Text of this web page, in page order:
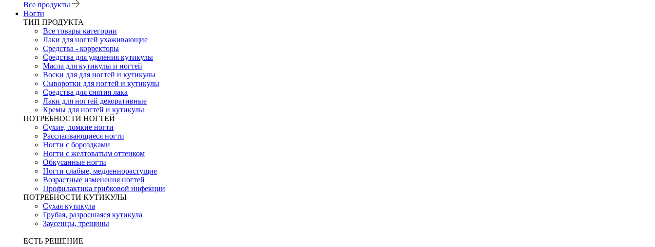
Все продукты
Ногти
ТИП ПРОДУКТА
Все товары категории
Лаки для ногтей ухаживающие
Средства - корректоры
Средства для удаления кутикулы
Масла для кутикулы и ногтей
Воски для для ногтей и кутикулы
Сыворотки для ногтей и кутикулы
Средства для снятия лака
Лаки для ногтей декоративные
Кремы для ногтей и кутикулы
ПОТРЕБНОСТИ НОГТЕЙ
Сухие, ломкие ногти
Расслаивающиеся ногти
Ногти с бороздками
Ногти с желтоватым оттенком
Обкусанные ногти
Ногти слабые, медленнорастущие
Возрастные изменения ногтей
Профилактика грибковой инфекции
ПОТРЕБНОСТИ КУТИКУЛЫ
Сухая кутикула
Грубая, разросшаяся кутикула
Заусенцы, трещины
ЕСТЬ РЕШЕНИЕ